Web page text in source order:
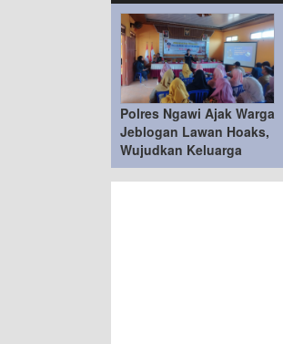
Polres Ngawi Ajak Warga
Jeblogan Lawan Hoaks,
Wujudkan Keluarga
Sadar Hukum